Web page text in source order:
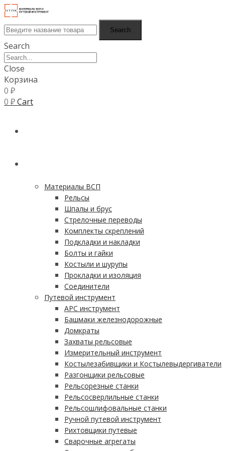
Search
Search
Close
Корзина
0 ₽
0 ₽Cart
Материалы ВСП
Рельсы
Шпалы и брус
Стрелочные переводы
Комплекты скреплений
Подкладки и накладки
Болты и гайки
Костыли и шурупы
Прокладки и изоляция
Соединители
Путевой инструмент
АРС инструмент
Башмаки железнодорожные
Домкраты
Захваты рельсовые
Измерительный инструмент
Костылезабивщики и Костылевыдергиватели
Разгонщики рельсовые
Рельсорезные станки
Рельсосверлильные станки
Рельсошлифовальные станки
Ручной путевой инструмент
Рихтовщики путевые
Сварочные агрегаты